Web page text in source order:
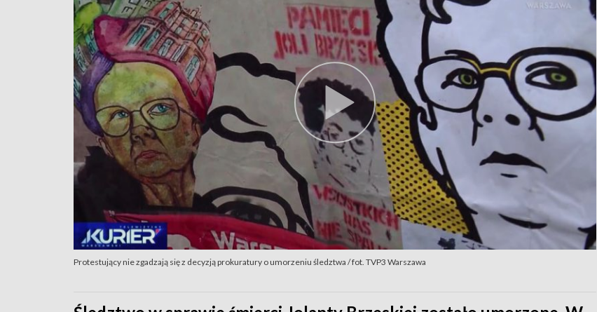
Protestujący nie zgadzają się z decyzją prokuratury o umorzeniu śledztwa / fot. TVP3 Warszawa